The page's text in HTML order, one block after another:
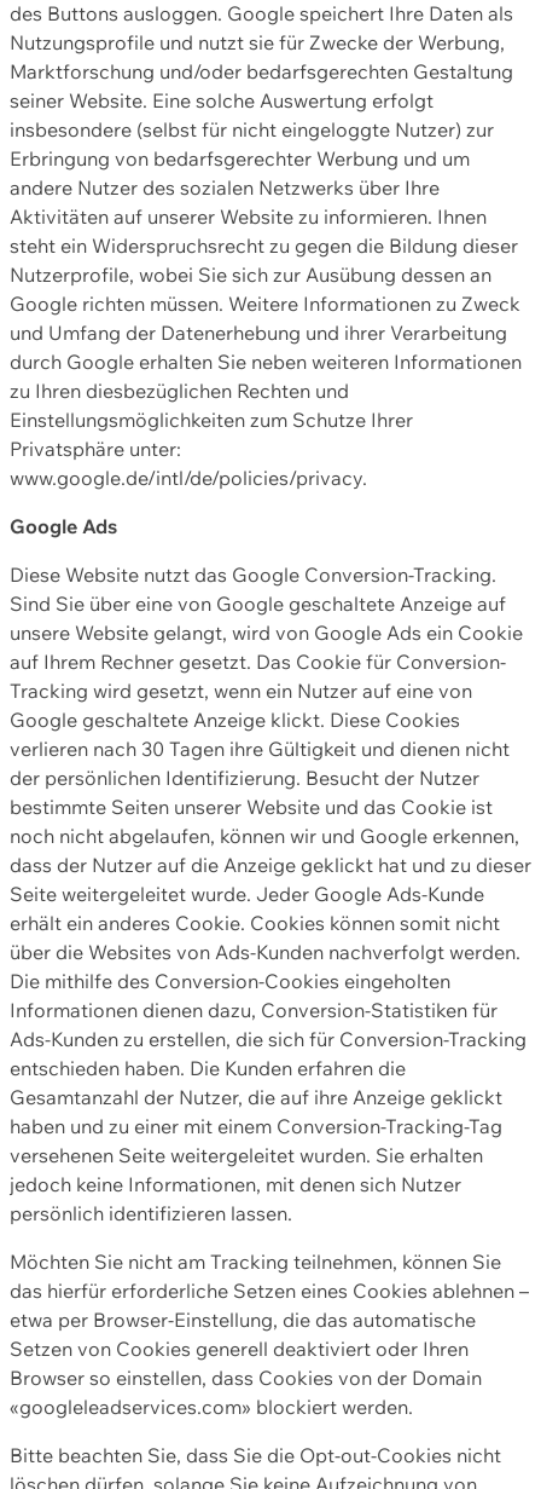
des Buttons ausloggen. Google speichert Ihre Daten als
Nutzungsprofile und nutzt sie für Zwecke der Werbung,
Marktforschung und/oder bedarfsgerechten Gestaltung
seiner Website. Eine solche Auswertung erfolgt
insbesondere (selbst für nicht eingeloggte Nutzer) zur
Erbringung von bedarfsgerechter Werbung und um
andere Nutzer des sozialen Netzwerks über Ihre
Aktivitäten auf unserer Website zu informieren. Ihnen
steht ein Widerspruchsrecht zu gegen die Bildung dieser
Nutzerprofile, wobei Sie sich zur Ausübung dessen an
Google richten müssen. Weitere Informationen zu Zweck
und Umfang der Datenerhebung und ihrer Verarbeitung
durch Google erhalten Sie neben weiteren Informationen
zu Ihren diesbezüglichen Rechten und
Einstellungsmöglichkeiten zum Schutze Ihrer
Privatsphäre unter:
www.google.de/intl/de/policies/privacy.
Google Ads
Diese Website nutzt das Google Conversion-Tracking.
Sind Sie über eine von Google geschaltete Anzeige auf
unsere Website gelangt, wird von Google Ads ein Cookie
auf Ihrem Rechner gesetzt. Das Cookie für Conversion-
Tracking wird gesetzt, wenn ein Nutzer auf eine von
Google geschaltete Anzeige klickt. Diese Cookies
verlieren nach 30 Tagen ihre Gültigkeit und dienen nicht
der persönlichen Identifizierung. Besucht der Nutzer
bestimmte Seiten unserer Website und das Cookie ist
noch nicht abgelaufen, können wir und Google erkennen,
dass der Nutzer auf die Anzeige geklickt hat und zu dieser
Seite weitergeleitet wurde. Jeder Google Ads-Kunde
erhält ein anderes Cookie. Cookies können somit nicht
über die Websites von Ads-Kunden nachverfolgt werden.
Die mithilfe des Conversion-Cookies eingeholten
Informationen dienen dazu, Conversion-Statistiken für
Ads-Kunden zu erstellen, die sich für Conversion-Tracking
entschieden haben. Die Kunden erfahren die
Gesamtanzahl der Nutzer, die auf ihre Anzeige geklickt
haben und zu einer mit einem Conversion-Tracking-Tag
versehenen Seite weitergeleitet wurden. Sie erhalten
jedoch keine Informationen, mit denen sich Nutzer
persönlich identifizieren lassen.
Möchten Sie nicht am Tracking teilnehmen, können Sie
das hierfür erforderliche Setzen eines Cookies ablehnen –
etwa per Browser-Einstellung, die das automatische
Setzen von Cookies generell deaktiviert oder Ihren
Browser so einstellen, dass Cookies von der Domain
«googleleadservices.com» blockiert werden.
Bitte beachten Sie, dass Sie die Opt-out-Cookies nicht